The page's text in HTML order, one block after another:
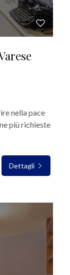
nella pace
più richieste
Dettagli